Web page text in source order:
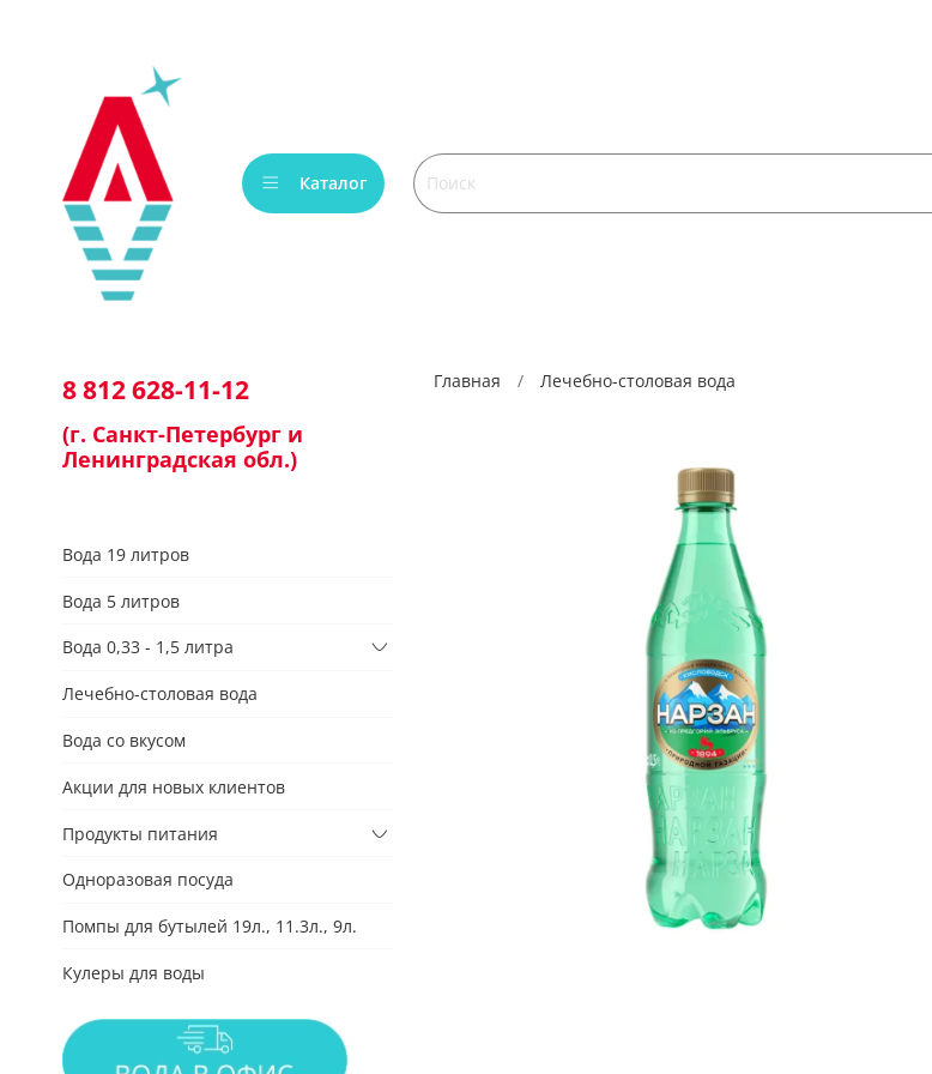
Каталог
Главная Лечебно-столовая вода
8 812 628-11-12
(г. Санкт-Петербург и
Ленинградская обл.)
Вода 19 литров
Вода 5 литров
Вода 0,33 - 1,5 литра
Лечебно-столовая вода
Вода со вкусом
Акции для новых клиентов
Продукты питания
Одноразовая посуда
Помпы для бутылей 19л., 11.3л., 9л.
Кулеры для воды